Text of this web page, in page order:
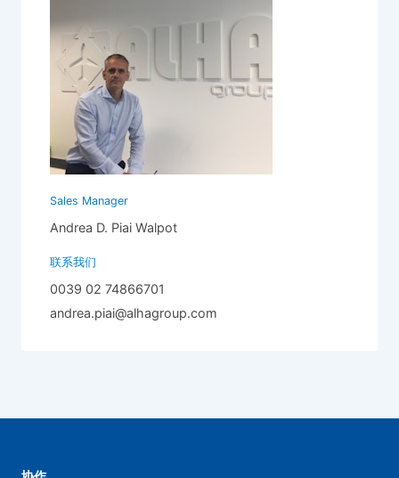
Sales Manager
Andrea D. Piai Walpot
联系我们
0039 02 74866701
andrea.piai@alhagroup.com